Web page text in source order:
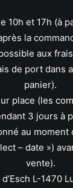
10h et 17h (à
la
aux
de port dans
panier).
place (les
3 jours à
au moment
– date »)
vente).
L-1470